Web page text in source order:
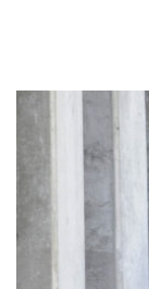
Zůčastní